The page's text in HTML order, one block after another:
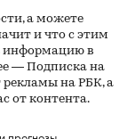
а можете
и что с этим
информацию в
— Подписка на
рекламы на РБК, а
от контента.